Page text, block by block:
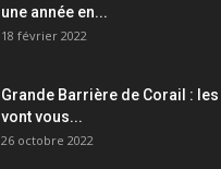
une année en...
18 février 2022
Grande Barrière de Corail :
vont vous...
26 octobre 2022